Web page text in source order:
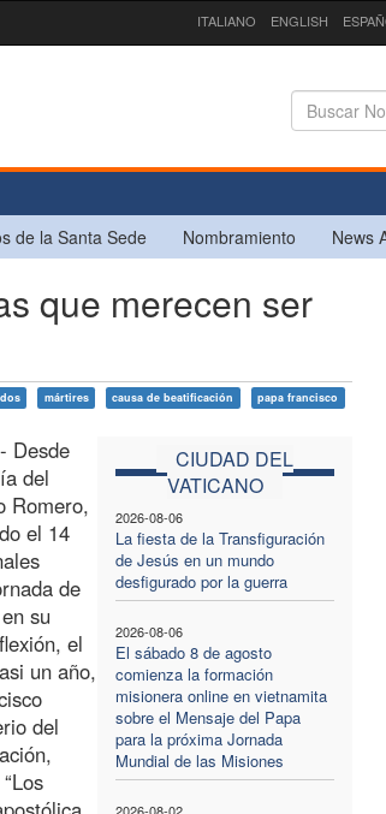
ITALIANO ENGLISH
de la Santa Sede Nombramiento News
que merecen ser
mártires causa de beatificación papa francisco
CIUDAD DEL
VATICANO
2026-08-06
La fiesta de la Transfiguración
de Jesús en un mundo
desfigurado por la guerra
2026-08-06
El sábado 8 de agosto
comienza la formación
misionera online en vietnamita
sobre el Mensaje del Papa
para la próxima Jornada
Mundial de las Misiones
Desde
del
Romero,
el 14
de
su
el
un año,
del